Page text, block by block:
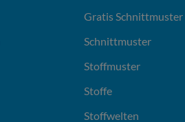
Gratis Schnittmuster
Schnittmuster
Stoffmuster
Stoffe
Stoffwelten